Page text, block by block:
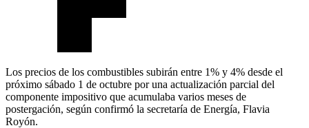
Los precios de los combustibles subirán entre 1% y 4% desde el
próximo sábado 1 de octubre por una actualización parcial del
componente impositivo que acumulaba varios meses de
postergación, según confirmó la secretaría de Energía, Flavia
Royón.